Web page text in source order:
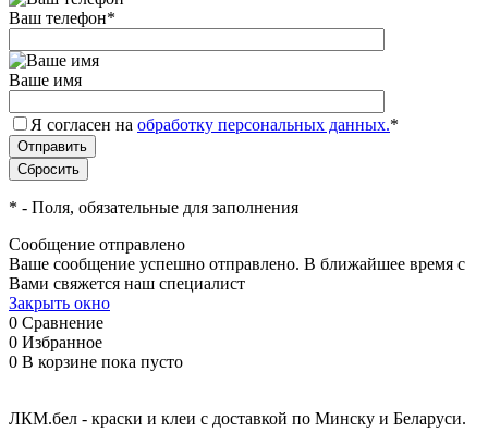
Ваш телефон*
Ваше имя
Я согласен на обработку персональных данных.*
* - Поля, обязательные для заполнения
Сообщение отправлено
Ваше сообщение успешно отправлено. В ближайшее время с
Вами свяжется наш специалист
Закрыть окно
0 Сравнение
0 Избранное
0 В корзине пока пусто
ЛКМ.бел - краски и клеи с доставкой по Минску и Беларуси.